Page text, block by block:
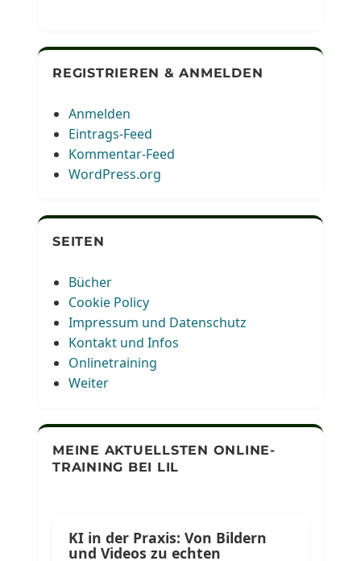
REGISTRIEREN & ANMELDEN
Anmelden
Eintrags-Feed
Kommentar-Feed
WordPress.org
SEITEN
Bücher
Cookie Policy
Impressum und Datenschutz
Kontakt und Infos
Onlinetraining
Weiter
MEINE AKTUELLSTEN ONLINE-
TRAINING BEI LIL
KI in der Praxis: Von Bildern
und Videos zu echten